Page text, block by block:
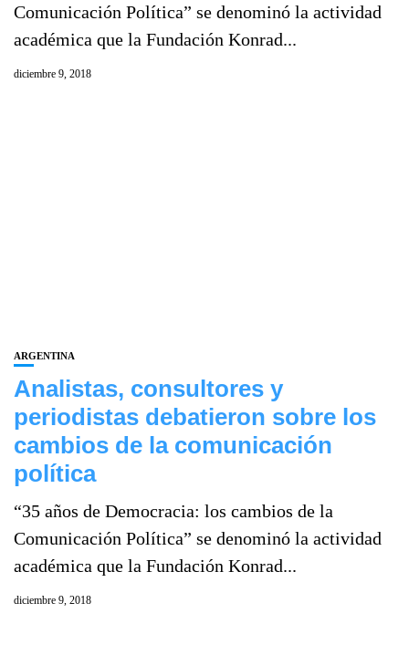
Comunicación Política” se denominó la actividad
académica que la Fundación Konrad...
diciembre 9, 2018
ARGENTINA
Analistas, consultores y
periodistas debatieron sobre los
cambios de la comunicación
política
“35 años de Democracia: los cambios de la
Comunicación Política” se denominó la actividad
académica que la Fundación Konrad...
diciembre 9, 2018